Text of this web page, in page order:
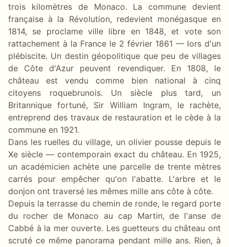
trois kilomètres de Monaco. La commune devient
française à la Révolution, redevient monégasque en
1814, se proclame ville libre en 1848, et vote son
rattachement à la France le 2 février 1861 — lors d'un
plébiscite. Un destin géopolitique que peu de villages
de Côte d'Azur peuvent revendiquer. En 1808, le
château est vendu comme bien national à cinq
citoyens roquebrunois. Un siècle plus tard, un
Britannique fortuné, Sir William Ingram, le rachète,
entreprend des travaux de restauration et le cède à la
commune en 1921.
Dans les ruelles du village, un olivier pousse depuis le
Xe siècle — contemporain exact du château. En 1925,
un académicien achète une parcelle de trente mètres
carrés pour empêcher qu'on l'abatte. L'arbre et le
donjon ont traversé les mêmes mille ans côte à côte.
Depuis la terrasse du chemin de ronde, le regard porte
du rocher de Monaco au cap Martin, de l'anse de
Cabbé à la mer ouverte. Les guetteurs du château ont
scruté ce même panorama pendant mille ans. Rien, à